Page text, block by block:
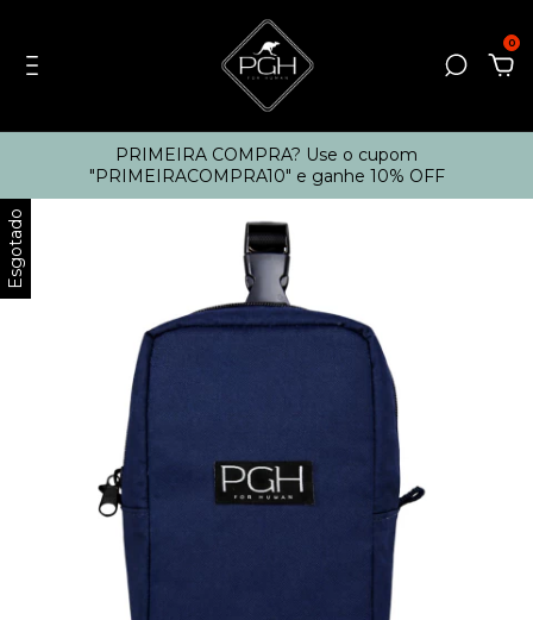
0
PRIMEIRA COMPRA? Use o cupom
"PRIMEIRACOMPRA10" e ganhe 10% OFF
Esgotado